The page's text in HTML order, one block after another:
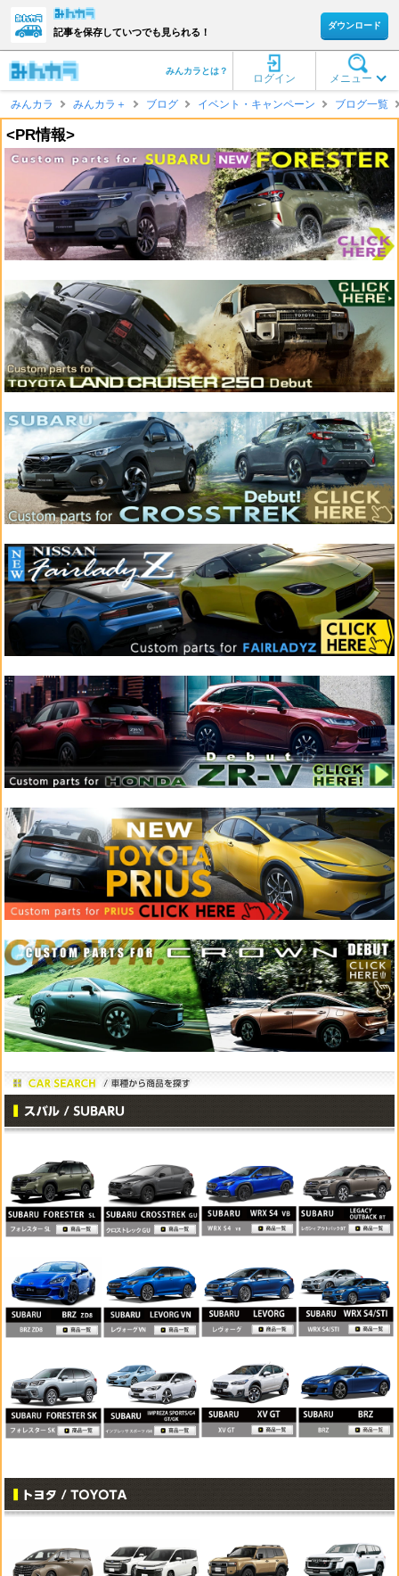
記事を保存していつでも見られる！
ダウンロード
メニュー
ログイン
みんカラとは？
みんカラ みんカラ＋ ブログ イベント・キャンペーン ブログ一覧
<PR情報>